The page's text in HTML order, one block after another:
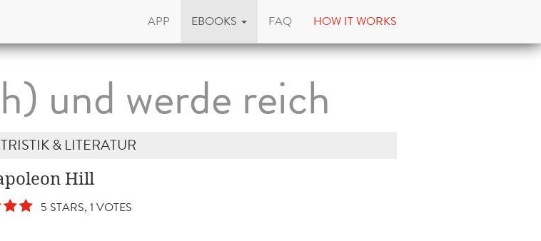
APP EBOOKS FAQ HOW IT WORKS
und werde reich
& LITERATUR
Hill
5 STARS, 1 VOTES